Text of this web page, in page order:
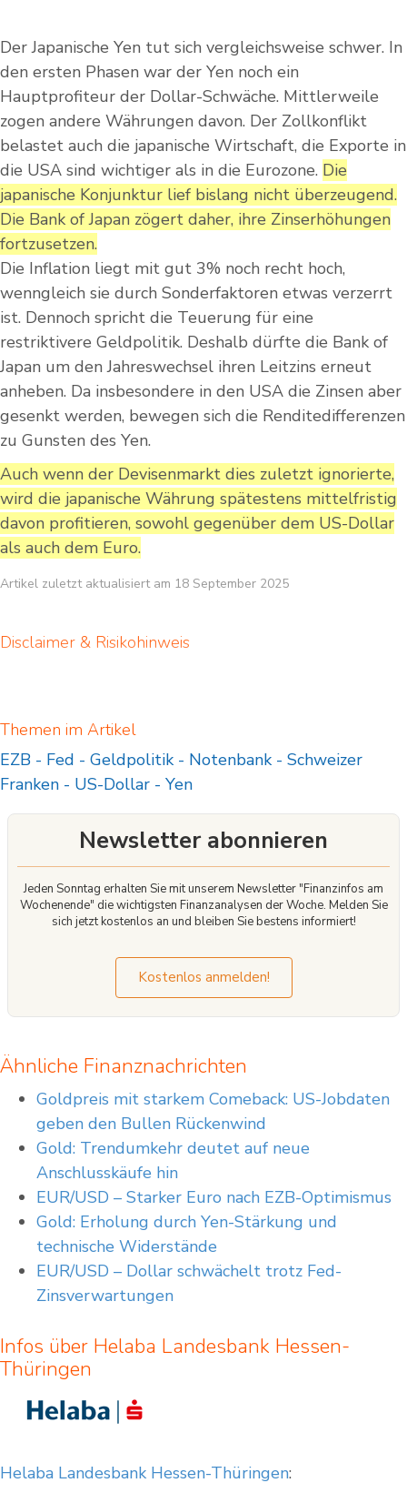
Der Japanische Yen tut sich vergleichsweise schwer. In
den ersten Phasen war der Yen noch ein
Hauptprofiteur der Dollar-Schwäche. Mittlerweile
zogen andere Währungen davon. Der Zollkonflikt
belastet auch die japanische Wirtschaft, die Exporte in
die USA sind wichtiger als in die Eurozone. Die
japanische Konjunktur lief bislang nicht überzeugend.
Die Bank of Japan zögert daher, ihre Zinserhöhungen
fortzusetzen.
Die Inflation liegt mit gut 3% noch recht hoch,
wenngleich sie durch Sonderfaktoren etwas verzerrt
ist. Dennoch spricht die Teuerung für eine
restriktivere Geldpolitik. Deshalb dürfte die Bank of
Japan um den Jahreswechsel ihren Leitzins erneut
anheben. Da insbesondere in den USA die Zinsen aber
gesenkt werden, bewegen sich die Renditedifferenzen
zu Gunsten des Yen.
Auch wenn der Devisenmarkt dies zuletzt ignorierte,
wird die japanische Währung spätestens mittelfristig
davon profitieren, sowohl gegenüber dem US-Dollar
als auch dem Euro.
Artikel zuletzt aktualisiert am 18 September 2025
Disclaimer & Risikohinweis
Themen im Artikel
EZB - Fed - Geldpolitik- Notenbank- Schweizer
Franken - US-Dollar - Yen
Newsletter abonnieren
Jeden Sonntag erhalten Sie mit unserem Newsletter "Finanzinfos am
Wochenende" die wichtigsten Finanzanalysen der Woche. Melden Sie
sich jetzt kostenlos an und bleiben Sie bestens informiert!
Kostenlos anmelden!
Ähnliche Finanznachrichten
Goldpreis mit starkem Comeback: US-Jobdaten
geben den Bullen Rückenwind
Gold: Trendumkehr deutet auf neue
Anschlusskäufe hin
EUR/USD – Starker Euro nach EZB-Optimismus
Gold: Erholung durch Yen-Stärkung und
technische Widerstände
EUR/USD – Dollar schwächelt trotz Fed-
Zinsverwartungen
Infos über Helaba Landesbank Hessen-
Thüringen
Helaba Landesbank Hessen-Thüringen: